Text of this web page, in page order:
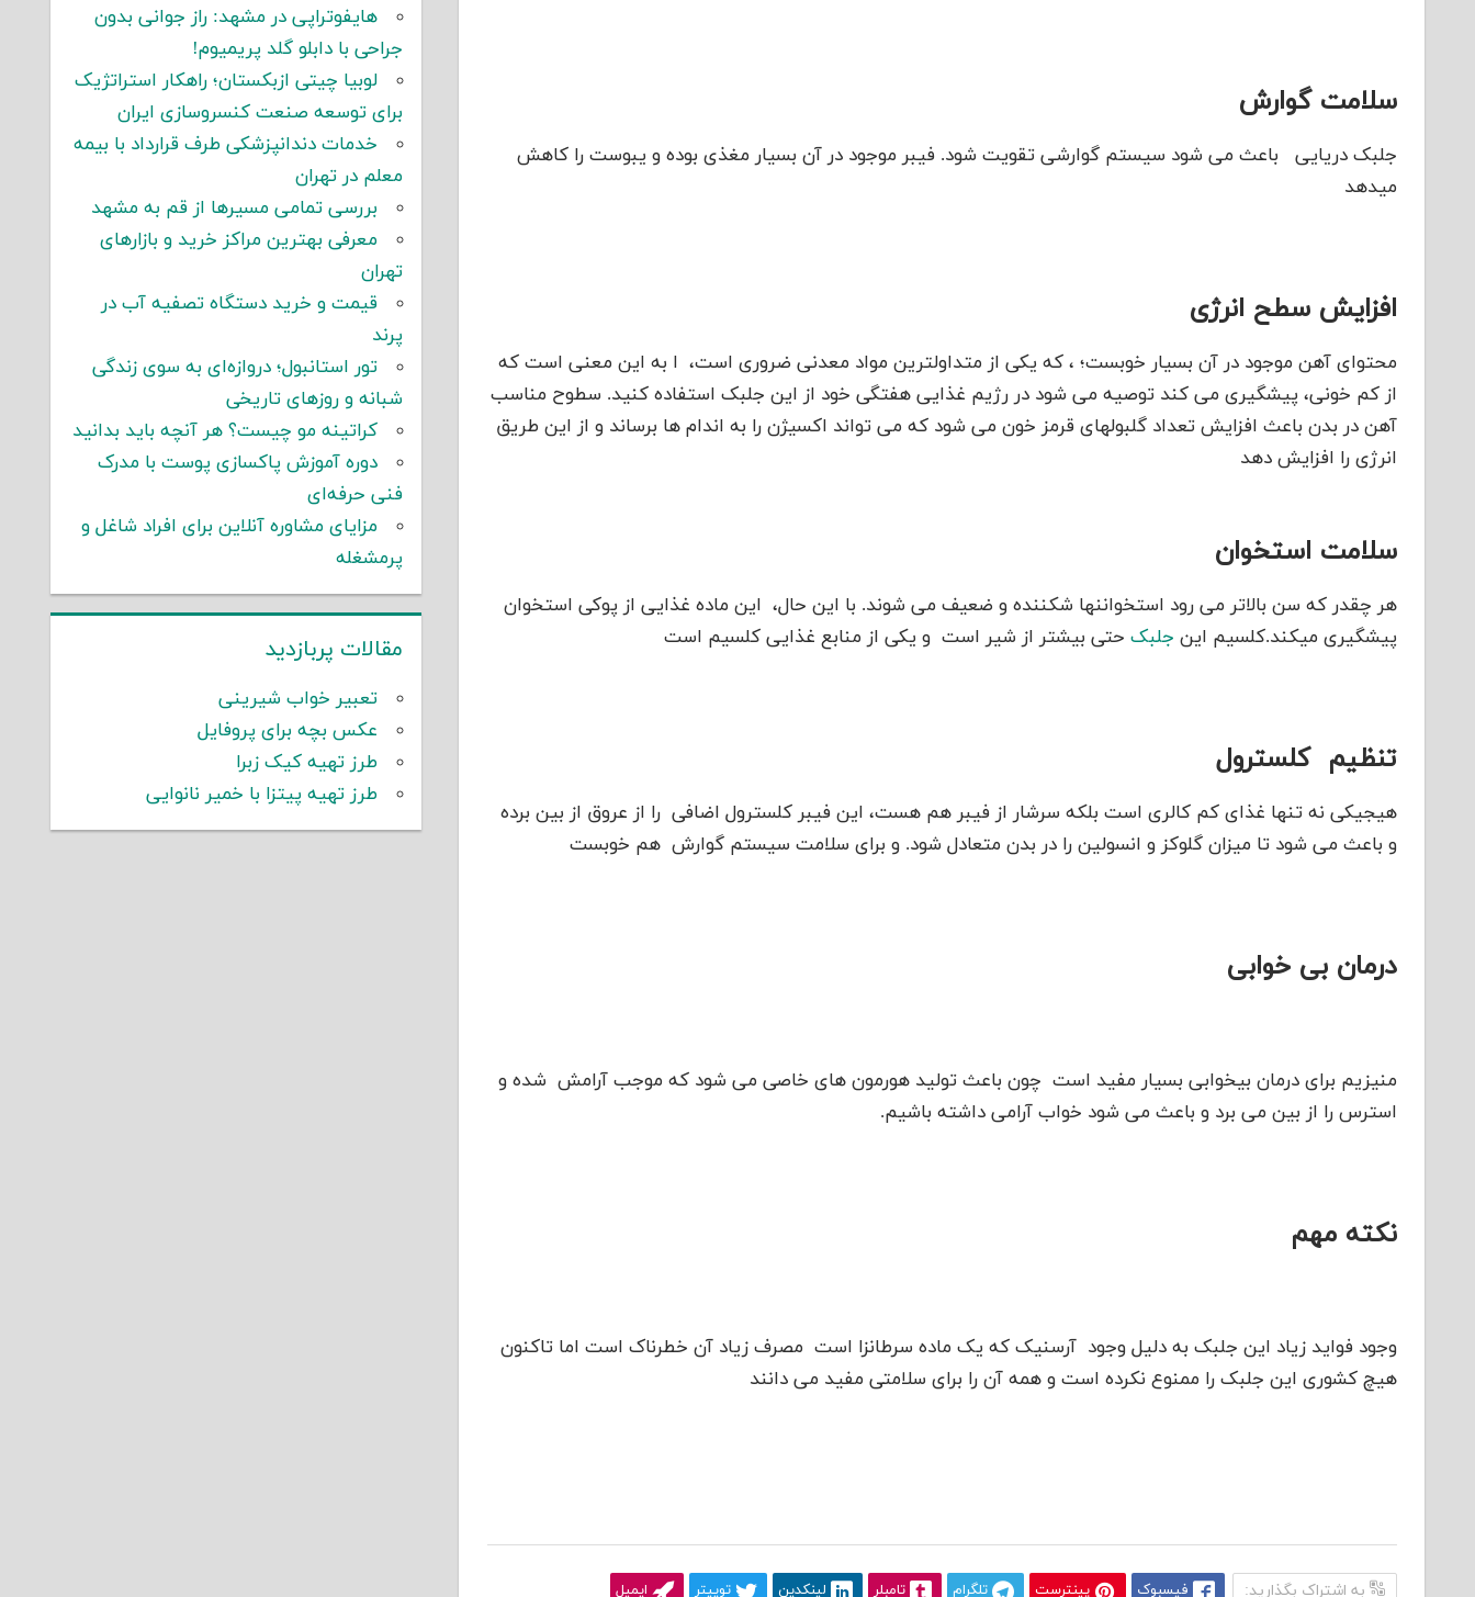
سلامت گوارش
جلبک دریایی باعث می شود سیستم گوارشی تقویت شود. فیبر موجود در آن بسیار مغذی بوده و یبوست را کاهش
میدهد
افزایش سطح انرژی
محتوای آهن موجود در آن بسیار خوبست؛ ، که یکی از متداولترین مواد معدنی ضروری است، ا به این معنی است که
از کم خونی، پیشگیری می کند توصیه می شود در رژیم غذایی هفتگی خود از این جلبک استفاده کنید. سطوح مناسب
آهن در بدن باعث افزایش تعداد گلبولهای قرمز خون می شود که می تواند اکسیژن را به اندام ها برساند و از این طریق
انرژی را افزایش دهد
سلامت استخوان
هر چقدر که سن بالاتر می رود استخواننها شکننده و ضعیف می شوند. با این حال، این ماده غذایی از پوکی استخوان
پیشگیری میکند.کلسیم این جلبک حتی بیشتر از شیر است و یکی از منابع غذایی کلسیم است
تنظیم کلسترول
هیجیکی نه تنها غذای کم کالری است بلکه سرشار از فیبر هم هست، این فیبر کلسترول اضافی را از عروق از بین برده
و باعث می شود تا میزان گلوکز و انسولین را در بدن متعادل شود. و برای سلامت سیستم گوارش هم خوبست
درمان بی خوابی
منیزیم برای درمان بیخوابی بسیار مفید است چون باعث تولید هورمون های خاصی می شود که موجب آرامش شده و
استرس را از بین می برد و باعث می شود خواب آرامی داشته باشیم.
نکته مهم
وجود فواید زیاد این جلبک به دلیل وجود آرسنیک که یک ماده سرطانزا است مصرف زیاد آن خطرناک است اما تاکنون
هیچ کشوری این جلبک را ممنوع نکرده است و همه آن را برای سلامتی مفید می دانند
به اشتراک بگذارید: فیسبوک پینترست تلگرام تامبلر لینکدین توییتر ایمیل
هایفوتراپی در مشهد: راز جوانی بدون
جراحی با دابلو گلد پریمیوم!
لوبیا چیتی ازبکستان؛ راهکار استراتژیک
برای توسعه صنعت کنسروسازی ایران
خدمات دندانپزشکی طرف قرارداد با بیمه
معلم در تهران
بررسی تمامی مسیرها از قم به مشهد
معرفی بهترین مراکز خرید و بازارهای
تهران
قیمت و خرید دستگاه تصفیه آب در
پرند
تور استانبول؛ دروازه‌ای به سوی زندگی
شبانه و روزهای تاریخی
کراتینه مو چیست؟ هر آنچه باید بدانید
دوره آموزش پاکسازی پوست با مدرک
فنی حرفه‌ای
مزایای مشاوره آنلاین برای افراد شاغل و
پرمشغله
مقالات پربازدید
تعبیر خواب شیرینی
عکس بچه برای پروفایل
طرز تهیه کیک زبرا
طرز تهیه پیتزا با خمیر نانوایی